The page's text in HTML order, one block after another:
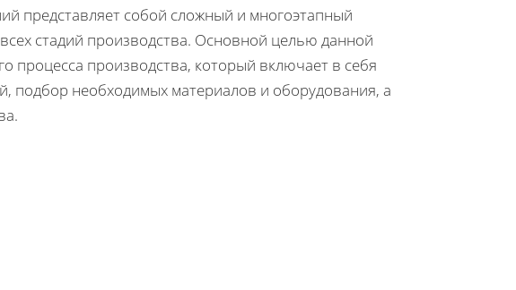
представляет собой сложный и многоэтапный
стадий производства. Основной целью данной
процесса производства, который включает в себя
подбор необходимых материалов и оборудования, а